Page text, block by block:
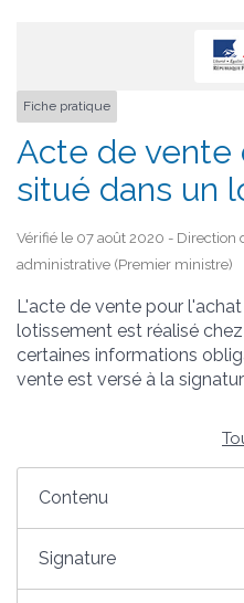
Fiche pratique
Acte de vente
situé dans un
Vérifié le 07 août 2020 -
administrative (Premier ministre)
L'acte de vente pour
lotissement est réalisé
certaines informations
vente est versé à la
Contenu
Signature